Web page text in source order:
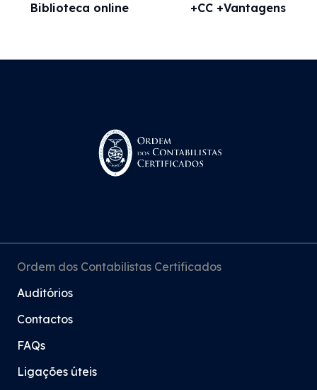
Biblioteca online +CC +Vantagens
Ordem dos Contabilistas Certificados
Auditórios
Contactos
FAQs
Ligações úteis